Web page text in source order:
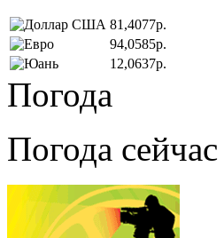
81,4077р.
94,0585р.
12,0637р.
Погода
Погода сейчас